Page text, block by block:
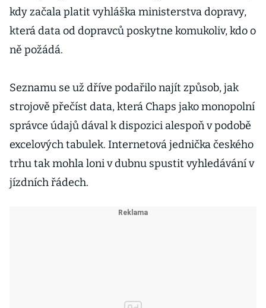
kdy začala platit vyhláška ministerstva dopravy,
která data od dopravců poskytne komukoliv, kdo o
ně požádá.
Seznamu se už dříve podařilo najít způsob, jak
strojově přečíst data, která Chaps jako monopolní
správce údajů dával k dispozici alespoň v podobě
excelových tabulek. Internetová jednička českého
trhu tak mohla loni v dubnu spustit vyhledávání v
jízdních řádech.